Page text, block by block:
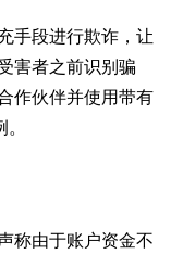
手段进行欺诈，让
害者之前识别骗
作伙伴并使用带有
称由于账户资金不